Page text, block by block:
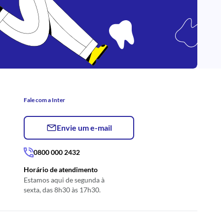
Fale com a Inter
Envie um e-mail
0800 000 2432
Horário de atendimento
Estamos aqui de segunda à
sexta, das 8h30 às 17h30.